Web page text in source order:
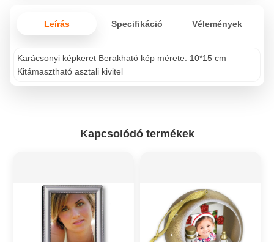
Leírás Specifikáció Vélemények
Karácsonyi képkeret Berakható kép mérete: 10*15 cm
Kitámasztható asztali kivitel
Kapcsolódó termékek